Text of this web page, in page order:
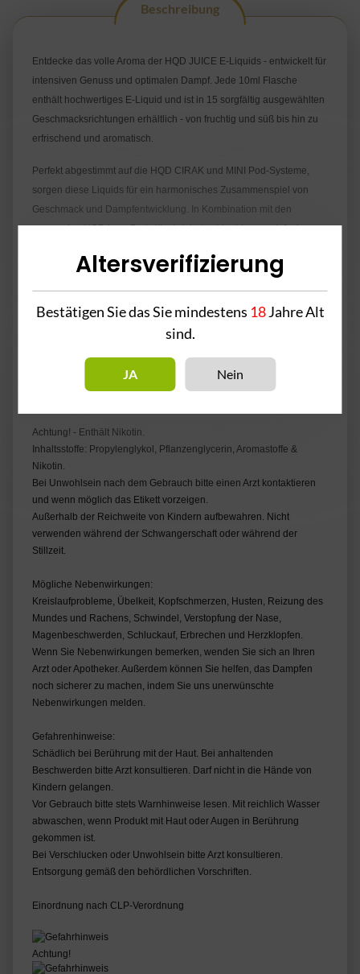
Beschreibung
Entdecke das volle Aroma der HQD JUICE E-Liquids - entwickelt für
intensiven Genuss und optimalen Dampf. Jede 10ml Flasche
enthält hochwertiges E-Liquid und ist in 15 sorgfältig ausgewählten
Geschmacksrichtungen erhältlich - von fruchtig und süß bis hin zu
erfrischend und aromatisch.
Perfekt abgestimmt auf die HQD CIRAK und MINI Pod-Systeme,
sorgen diese Liquids für ein harmonisches Zusammenspiel von
Geschmack und Dampfentwicklung. In Kombination mit den
passenden HQD Leer Pods lässt sich das Liquid ganz einfach
jedem Zug.
beim Dampfen keine Kompromisse eingehen wollen.
Achtung! - Enthält Nikotin.
Inhaltsstoffe: Propylenglykol, Pflanzenglycerin, Aromastoffe &
Nikotin.
Bei Unwohlsein nach dem Gebrauch bitte einen Arzt kontaktieren
und wenn möglich das Etikett vorzeigen.
Außerhalb der Reichweite von Kindern aufbewahren. Nicht
verwenden während der Schwangerschaft oder während der
Stillzeit.
Mögliche Nebenwirkungen:
Kreislaufprobleme, Übelkeit, Kopfschmerzen, Husten, Reizung des
Mundes und Rachens, Schwindel, Verstopfung der Nase,
Magenbeschwerden, Schluckauf, Erbrechen und Herzklopfen.
Wenn Sie Nebenwirkungen bemerken, wenden Sie sich an Ihren
Arzt oder Apotheker. Außerdem können Sie helfen, das Dampfen
noch sicherer zu machen, indem Sie uns unerwünschte
Nebenwirkungen melden.
Gefahrenhinweise:
Schädlich bei Berührung mit der Haut. Bei anhaltenden
Beschwerden bitte Arzt konsultieren. Darf nicht in die Hände von
Kindern gelangen.
Vor Gebrauch bitte stets Warnhinweise lesen. Mit reichlich Wasser
abwaschen, wenn Produkt mit Haut oder Augen in Berührung
gekommen ist.
Bei Verschlucken oder Unwohlsein bitte Arzt konsultieren.
Entsorgung gemäß den behördlichen Vorschriften.
Einordnung nach CLP-Verordnung
Achtung!
Altersverifizierung
Bestätigen Sie das Sie mindestens 18Jahre Alt
sind.
JA Nein